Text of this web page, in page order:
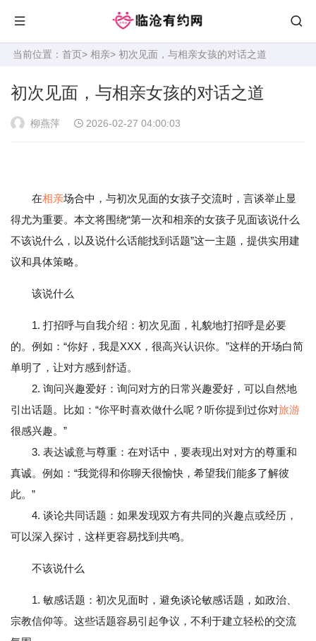
当前位置： 首页> 相亲> 初次见面，与相亲女孩的对话之道
初次见面，与相亲女孩的对话之道
柳燕萍 2026-02-27 04:00:03
在相亲场合中，与初次见面的女孩子交流时，言谈举止显
得尤为重要。本文将围绕“第一次和相亲的女孩子见面该说什么
不该说什么，以及说什么话能找到话题”这一主题，提供实用建
议和具体策略。
该说什么
1. 打招呼与自我介绍：初次见面，礼貌地打招呼是必要
的。例如：“你好，我是XXX，很高兴认识你。”这样的开场白简
单明了，让对方感到舒适。
2. 询问兴趣爱好：询问对方的日常兴趣爱好，可以自然地
引出话题。比如：“你平时喜欢做什么呢？听你提到过你对旅游
很感兴趣。”
3. 表达诚意与尊重：在对话中，要表现出对对方的尊重和
真诚。例如：“我觉得和你聊天很愉快，希望我们能多了解彼
此。”
4. 谈论共同话题：如果发现双方有共同的兴趣点或经历，
可以深入探讨，这样更容易找到共鸣。
不该说什么
1. 敏感话题：初次见面时，避免谈论敏感话题，如政治、
宗教信仰等。这些话题容易引起争议，不利于建立轻松的交流